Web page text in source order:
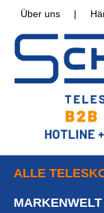
Über uns |
ALLE
MARKENWELT